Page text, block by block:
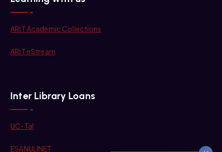
ARIT Academic Collections
ARIT eStream
Inter Library Loans
UC-Tal
ESANULINET